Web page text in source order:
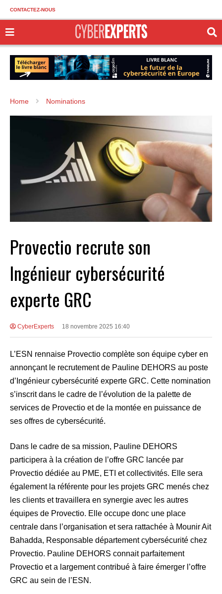
CONTACTEZ-NOUS
Home Nominations
Provectio recrute son
Ingénieur cybersécurité
experte GRC
CyberExperts 18 novembre 2025 16:40
L’ESN rennaise Provectio complète son équipe cyber en
annonçant le recrutement de Pauline DEHORS au poste
d’Ingénieur cybersécurité experte GRC. Cette nomination
s’inscrit dans le cadre de l’évolution de la palette de
services de Provectio et de la montée en puissance de
ses offres de cybersécurité.
Dans le cadre de sa mission, Pauline DEHORS
participera à la création de l’offre GRC lancée par
Provectio dédiée au PME, ETI et collectivités. Elle sera
également la référente pour les projets GRC menés chez
les clients et travaillera en synergie avec les autres
équipes de Provectio. Elle occupe donc une place
centrale dans l’organisation et sera rattachée à Mounir Ait
Bahadda, Responsable département cybersécurité chez
Provectio. Pauline DEHORS connait parfaitement
Provectio et a largement contribué à faire émerger l’offre
GRC au sein de l’ESN.